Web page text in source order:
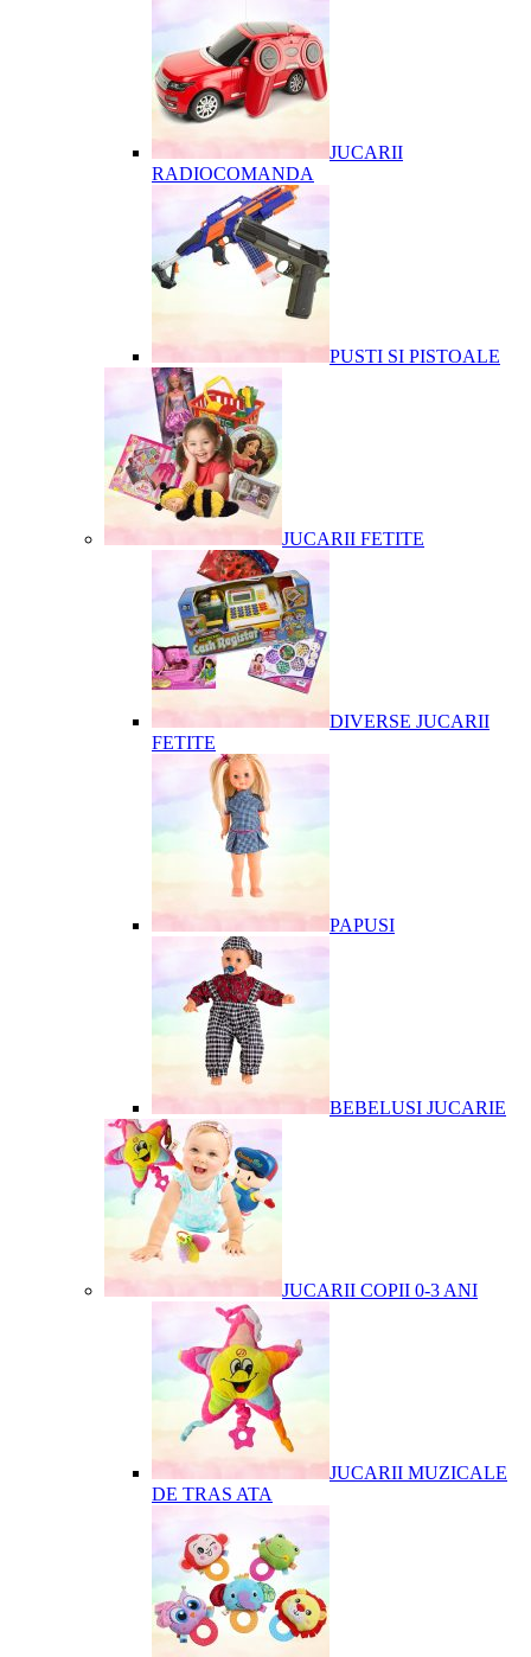
JUCARII
RADIOCOMANDA
PUSTI SI PISTOALE
JUCARII FETITE
DIVERSE JUCARII
FETITE
PAPUSI
BEBELUSI JUCARIE
JUCARII COPII 0-3 ANI
JUCARII MUZICALE
DE TRAS ATA